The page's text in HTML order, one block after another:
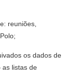
reuniões,
os dados de
as listas de